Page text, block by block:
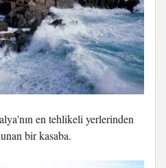
en tehlikeli yerlerinden
bir kasaba.